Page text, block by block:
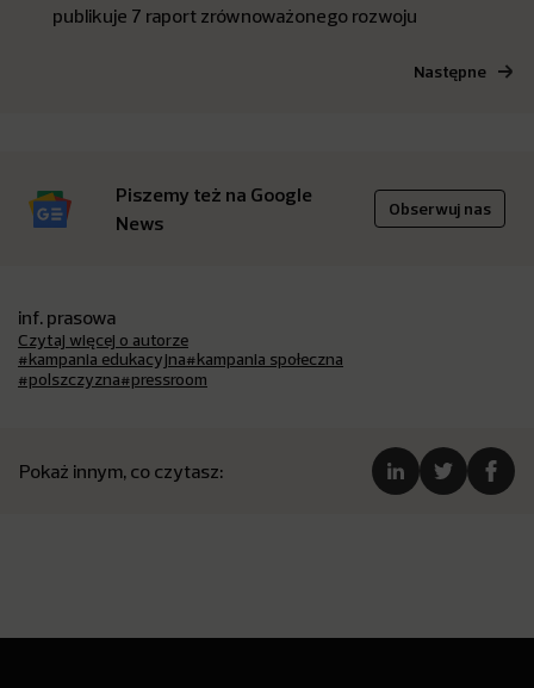
publikuje 7 raport zrównoważonego rozwoju
Następne
Piszemy też na Google
News
Obserwuj nas
inf. prasowa
Czytaj więcej o autorze
#kampania edukacyjna#kampania społeczna
#polszczyzna#pressroom
Pokaż innym, co czytasz: